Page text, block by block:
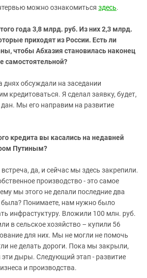
можно ознакомиться здесь.
года 3,8 млрд. руб. Из них 2,3 млрд.
приходят из России. Есть ли
чтобы Абхазия становилась наконец
самостоятельной?
обсуждали на заседании
кредитоваться. Я сделал заявку, будет,
Мы его направим на развитие
кредита вы касались на недавней
Путиным?
да, и сейчас мы здесь закрепили.
производство - это самое
мы этого не делали последние два
Понимаете, нам нужно было
инфрастуктуру. Вложили 100 млн. руб.
в сельское хозяйство – купили 56
для них. Мы не могли не помочь
не делать дороги. Пока мы закрыли,
дыры. Следующий этап - развитие
и производства.